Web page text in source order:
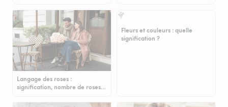
Langage des roses :
signification, nombre de roses…
Fleurs et couleurs : quelle
signification ?